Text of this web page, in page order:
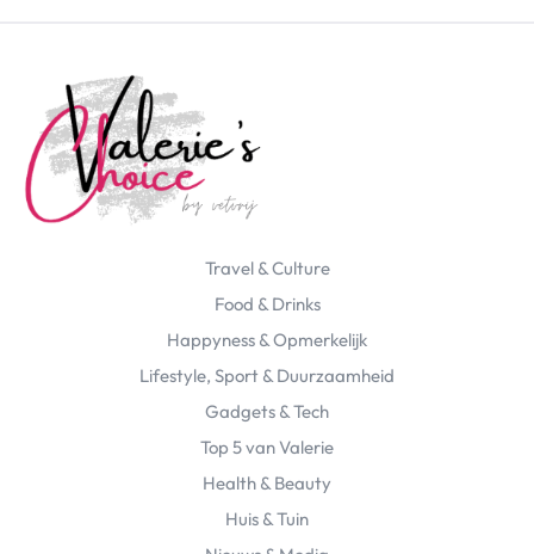
Travel & Culture
Food & Drinks
Happyness & Opmerkelijk
Lifestyle, Sport & Duurzaamheid
Gadgets & Tech
Top 5 van Valerie
Health & Beauty
Huis & Tuin